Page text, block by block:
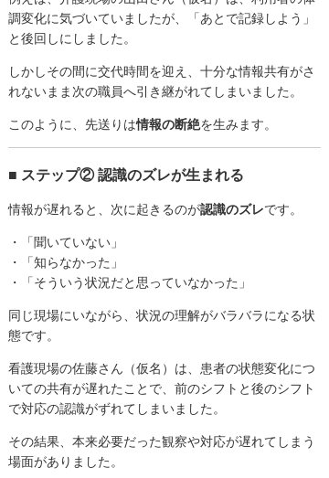
調変化に気づいていましたが、「あとで記録しよう」
と後回しにしました。
しかしその間に交代時間を迎え、十分な情報共有がさ
れないまま次の職員へ引き継がれてしまいました。
このように、先送りは情報の断絶を生みます。
■ ステップ② 認識のズレが生まれる
情報が遅れると、次に起きるのが認識のズレです。
・「聞いていない」
・「知らなかった」
・「そういう状況だと思っていなかった」
同じ現場にいながら、状況の理解がバラバラになる状
態です。
看護現場の佐藤さん（仮名）は、患者の状態変化につ
いての共有が遅れたことで、前のシフトと後のシフト
で対応の認識がずれてしまいました。
その結果、本来必要だった観察や対応が遅れてしまう
場面がありました。